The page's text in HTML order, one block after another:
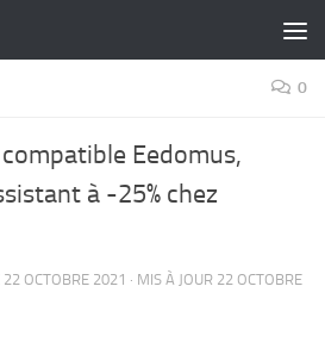
0
Eedomus,
à -25% chez
22 OCTOBRE 2021 · MIS À JOUR 22 OCTOBRE